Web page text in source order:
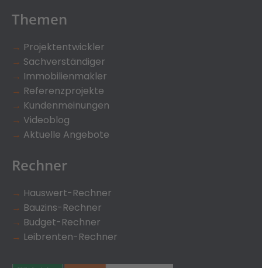
Themen
→ Projektentwickler
→ Sachverständiger
→ Immobilienmakler
→ Referenzprojekte
→ Kundenmeinungen
→ Videoblog
→ Aktuelle Angebote
Rechner
→ Hauswert-Rechner
→ Bauzins-Rechner
→ Budget-Rechner
→ Leibrenten-Rechner